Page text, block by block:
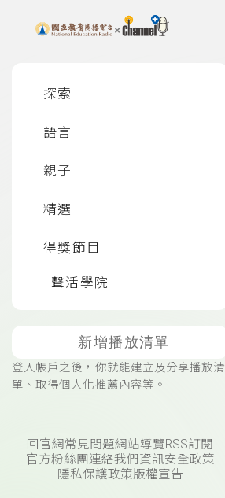
上方功能區塊
探索
語言
親子
精選
得獎節目
聲活學院
新增播放清單
登入帳戶之後，你就能建立及分享播放清
單、取得個人化推薦內容等。
回官網常見問題網站導覽RSS訂閱
官方粉絲團連絡我們 資訊安全政策
隱私保護政策版權宣告